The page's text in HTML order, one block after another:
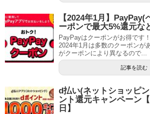
【2024年1月】PayPay(
ーポンで最大5%還元な
PayPayはクーポンがお得です
2024年1月は多数のクーポン
がクーポンにより異なるので...
記事を読む
d払い(ネットショッピ
ント還元キャンペーン
日】